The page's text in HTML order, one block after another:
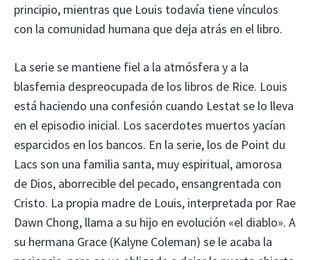
principio, mientras que Louis todavía tiene vínculos
con la comunidad humana que deja atrás en el libro.
La serie se mantiene fiel a la atmósfera y a la
blasfemia despreocupada de los libros de Rice. Louis
está haciendo una confesión cuando Lestat se lo lleva
en el episodio inicial. Los sacerdotes muertos yacían
esparcidos en los bancos. En la serie, los de Point du
Lacs son una familia santa, muy espiritual, amorosa
de Dios, aborrecible del pecado, ensangrentada con
Cristo. La propia madre de Louis, interpretada por Rae
Dawn Chong, llama a su hijo en evolución «el diablo». A
su hermana Grace (Kalyne Coleman) se le acaba la